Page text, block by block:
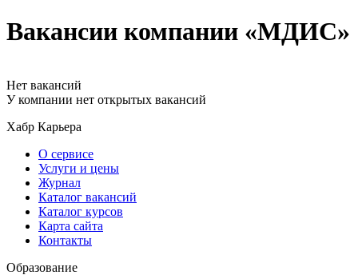
Вакансии компании «МДИС»
Нет вакансий
У компании нет открытых вакансий
Хабр Карьера
О сервисе
Услуги и цены
Журнал
Каталог вакансий
Каталог курсов
Карта сайта
Контакты
Образование